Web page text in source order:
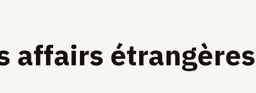
affairs étrangères